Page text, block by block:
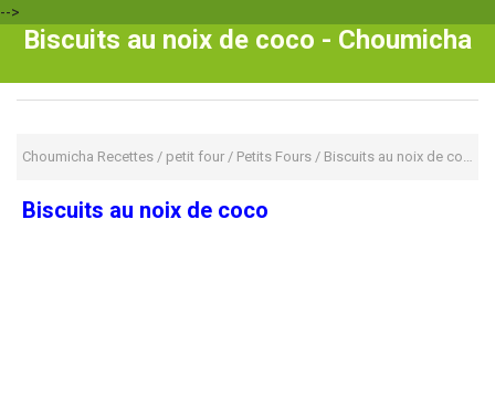
-->
Biscuits au noix de coco - Choumicha
Choumicha Recettes / petit four / Petits Fours / Biscuits au noix de coco
Biscuits au noix de coco